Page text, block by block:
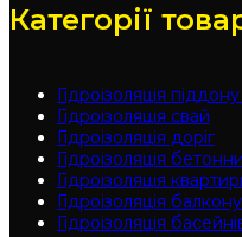
Категорії
Гідроізоляція
Гідроізоляція свай
Гідроізоляція доріг
Гідроізоляція
Гідроізоляція
Гідроізоляція балкону
Гідроізоляція